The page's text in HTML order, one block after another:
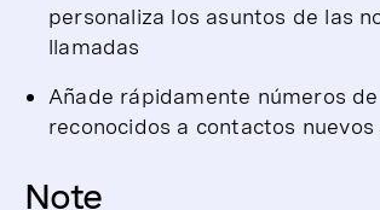
personaliza los asuntos de las
llamadas
Añade rápidamente números
reconocidos a contactos
Note